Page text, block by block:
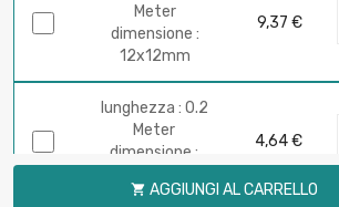
Meter
dimensione :
12x12mm
9,37 €
lunghezza : 0.2
Meter
dimensione :
4,64 €
 AGGIUNGI AL CARRELLO